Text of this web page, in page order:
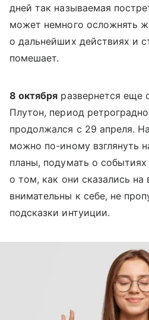
дней так называемая
может немного осложнять
о дальнейших действиях и
помешает.
8 октября развернется еще
Плутон, период
продолжался с 29 апреля.
можно по-иному взглянуть
планы, подумать о
о том, как они сказались на
внимательны к себе, не
подсказки интуиции.